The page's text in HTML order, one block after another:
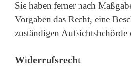
Sie haben ferner nach
Vorgaben das Recht, eine
zuständigen Aufsichtsbehörde
Widerrufsrecht